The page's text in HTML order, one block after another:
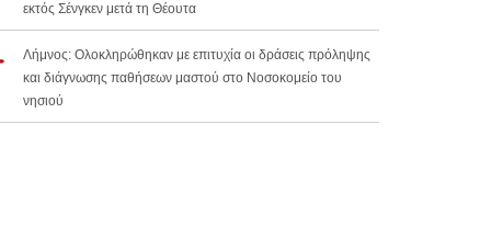
εκτός Σένγκεν μετά τη Θέουτα
Λήμνος: Ολοκληρώθηκαν με επιτυχία οι δράσεις πρόληψης
και διάγνωσης παθήσεων μαστού στο Νοσοκομείο του
νησιού